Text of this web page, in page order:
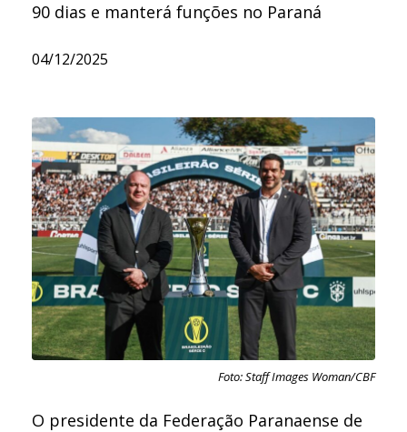
90 dias e manterá funções no Paraná
04/12/2025
Foto: Staff Images Woman/CBF
O presidente da Federação Paranaense de